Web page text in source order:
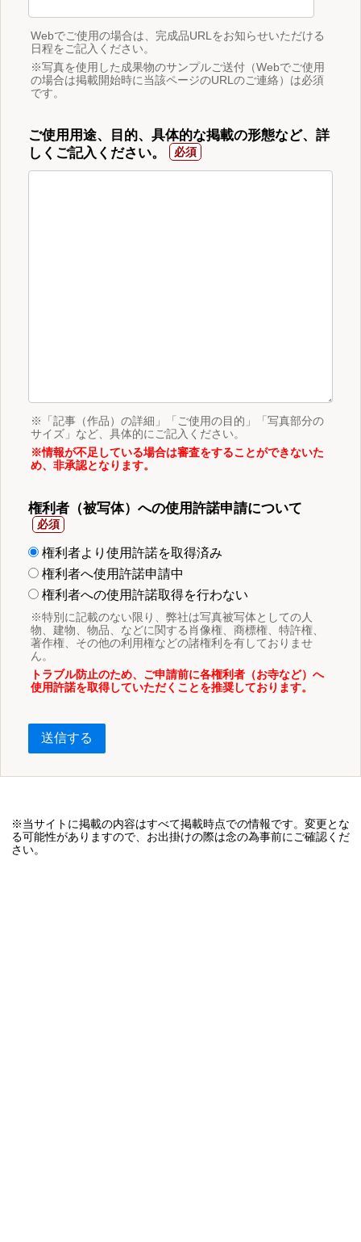
Webでご使用の場合は、完成品URLをお知らせいただける
日程をご記入ください。
※写真を使用した成果物のサンプルご送付（Webでご使用
の場合は掲載開始時に当該ページのURLのご連絡）は必須
です。
ご使用用途、目的、具体的な掲載の形態など、詳
しくご記入ください。
※「記事（作品）の詳細」「ご使用の目的」「写真部分の
サイズ」など、具体的にご記入ください。
※情報が不足している場合は審査をすることができないた
め、非承認となります。
権利者（被写体）への使用許諾申請について
権利者より使用許諾を取得済み
権利者へ使用許諾申請中
権利者への使用許諾取得を行わない
※特別に記載のない限り、弊社は写真被写体としての人
物、建物、物品、などに関する肖像権、商標権、特許権、
著作権、その他の利用権などの諸権利を有しておりませ
ん。
トラブル防止のため、ご申請前に各権利者（お寺など）へ
使用許諾を取得していただくことを推奨しております。
送信する
※当サイトに掲載の内容はすべて掲載時点での情報です。変更とな
る可能性がありますので、お出掛けの際は念の為事前にご確認くだ
さい。